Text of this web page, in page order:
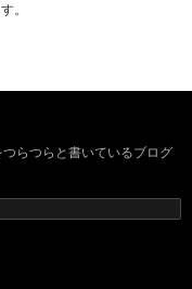
。
らつらと書いているブログ